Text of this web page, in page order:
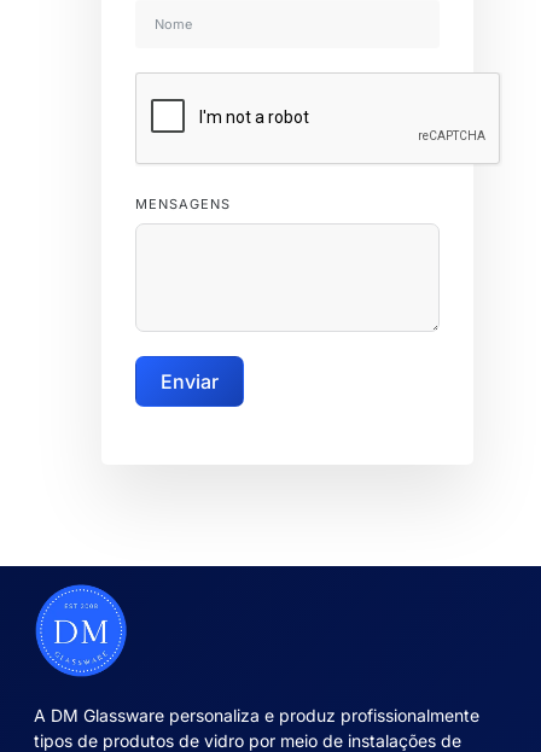
MENSAGENS
Enviar
A DM Glassware personaliza e produz profissionalmente
tipos de produtos de vidro por meio de instalações de